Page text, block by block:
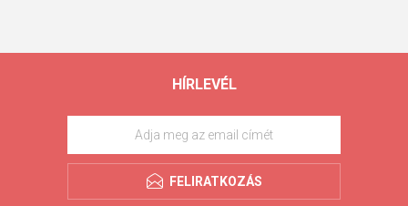
HÍRLEVÉL
FELIRATKOZÁS